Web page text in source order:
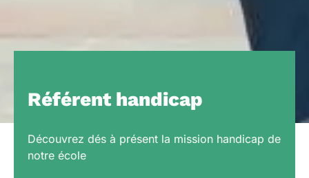
Référent handicap
Découvrez dés à présent la mission handicap de
notre école